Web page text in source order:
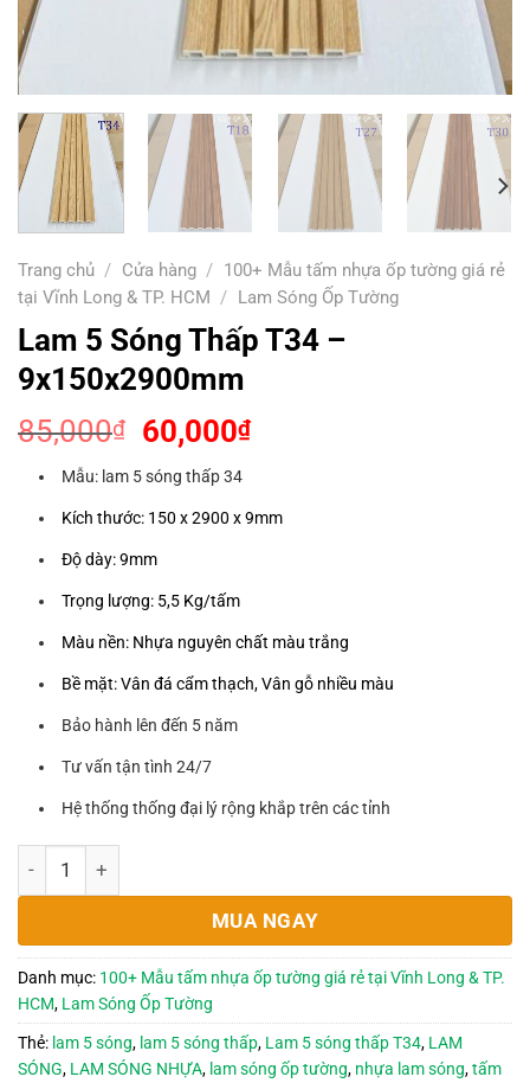
Trang chủ / Cửa hàng / 100+ Mẫu tấm nhựa ốp tường giá rẻ
tại Vĩnh Long & TP. HCM / Lam Sóng Ốp Tường
Lam 5 Sóng Thấp T34 –
9x150x2900mm
85,000₫
Giá
gốc
là:
85,000₫.
60,000₫Giá
là:
Mẫu: lam 5 sóng thấp 34
Kích thước: 150 x 2900 x 9mm
Độ dày: 9mm
Trọng lượng: 5,5 Kg/tấm
Màu nền: Nhựa nguyên chất màu trắng
Bề mặt: Vân đá cẩm thạch, Vân gỗ nhiều màu
Bảo hành lên đến 5 năm
Tư vấn tận tình 24/7
Hệ thống thống đại lý rộng khắp trên các tỉnh
Lam 5 Sóng Thấp T34 - 9x150x2900mm số lượng
MUA NGAY
Danh mục: 100+ Mẫu tấm nhựa ốp tường giá rẻ tại Vĩnh Long & TP.
HCM, Lam Sóng Ốp Tường
Thẻ: lam 5 sóng, lam 5 sóng thấp, Lam 5 sóng thấp T34, LAM
SÓNG, LAM SÓNG NHỰA, lam sóng ốp tường, nhựa lam sóng,tấm